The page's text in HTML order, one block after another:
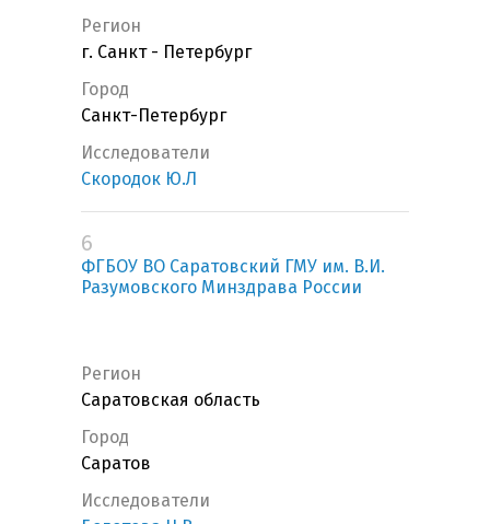
Регион
г. Санкт - Петербург
Город
Санкт-Петербург
Исследователи
Скородок Ю.Л
6
ФГБОУ ВО Саратовский ГМУ им. В.И.
Разумовского Минздрава России
Регион
Саратовская область
Город
Саратов
Исследователи